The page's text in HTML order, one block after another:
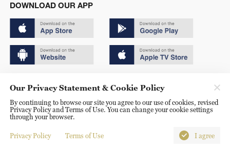
DOWNLOAD OUR APP
京ICP备20000184号
京公网安备 11010502050052号
Disinformation report hotline: 010-85061466
Our Privacy Statement & Cookie Policy
By continuing to browse our site you agree to our use of cookies, revised
Privacy Policy and Terms of Use. You can change your cookie settings
through your browser.
Privacy Policy Terms of Use I agree